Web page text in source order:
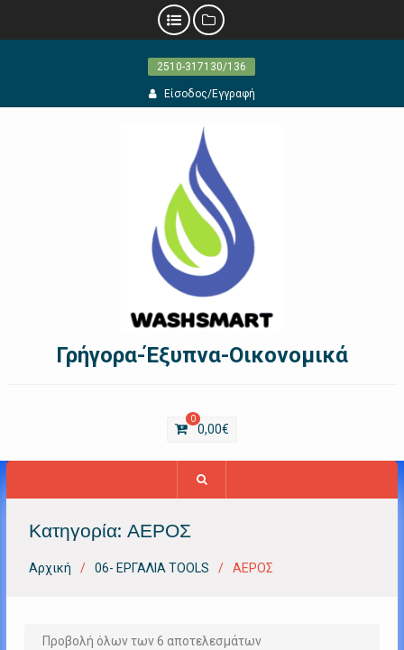
2510-317130/136
Είσοδος/Εγγραφή
Γρήγορα-Έξυπνα-Οικονομικά
0
0,00€
Κατηγορία: ΑΕΡΟΣ
Αρχική 06- ΕΡΓΑΛΙΑ TOOLS ΑΕΡΟΣ
Προβολή όλων των 6 αποτελεσμάτων